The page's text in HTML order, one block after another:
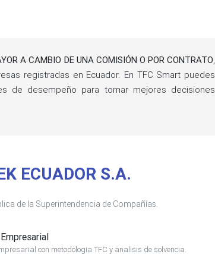
A CAMBIO DE UNA COMISIÓN O POR CONTRATO,
registradas en Ecuador. En TFC Smart puedes
de desempeño para tomar mejores decisiones
ECUADOR S.A.
de la Superintendencia de Compañías.
con metodologia TFC y analisis de solvencia.